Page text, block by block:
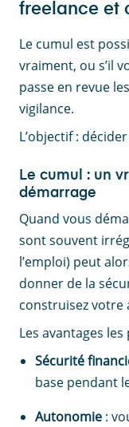
freelance et
Le cumul est
vraiment, ou s’il
passe en revue
vigilance.
L’objectif :
Le cumul : un
démarrage
Quand vous
sont souvent
l’emploi) peut
donner de la
construisez votre
Les avantages
Sécurité
base pendant
Autonomie :